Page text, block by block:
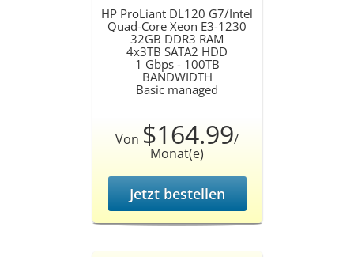
HP ProLiant DL120 G7/Intel
Quad-Core Xeon E3-1230
32GB DDR3 RAM
4x3TB SATA2 HDD
1 Gbps - 100TB
BANDWIDTH
Basic managed
Von $164.99/
Monat(e)
Jetzt bestellen